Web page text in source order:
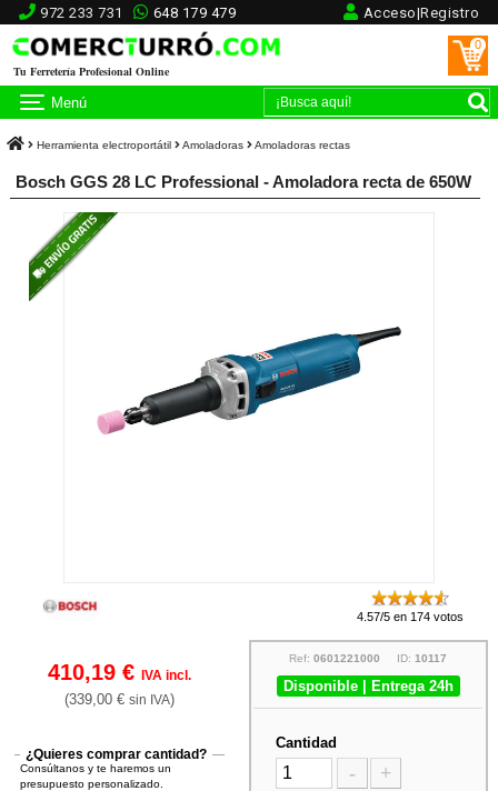
972 233 731 648 179 479 Acceso|Registro
Tu Ferretería Profesional Online
0
Menú
Herramienta electroportátil Amoladoras Amoladoras rectas
Bosch GGS 28 LC Professional - Amoladora recta de 650W
4.57/5 en 174 votos
410,19 €IVA incl.
(339,00 €sin IVA)
¿Quieres comprar cantidad?
Consúltanos y te haremos un
presupuesto personalizado.
Ref:0601221000 ID:10117
Disponible | Entrega 24h
Cantidad
- +